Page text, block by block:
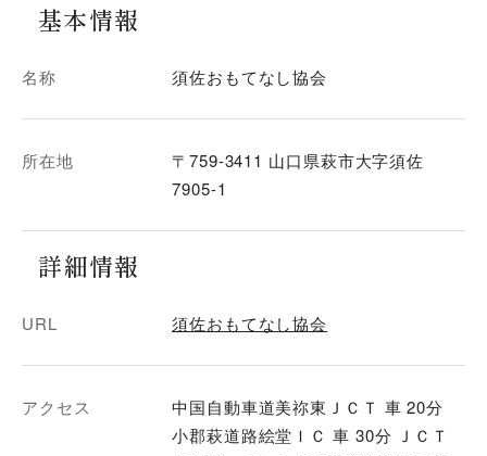
基本情報
名称 須佐おもてなし協会
所在地
〒759-3411 山口県萩市大字須佐
7905-1
詳細情報
URL 須佐おもてなし協会
アクセス
中国自動車道美祢東ＪＣＴ 車 20分
小郡萩道路絵堂ＩＣ 車 30分 ＪＣＴ